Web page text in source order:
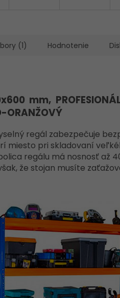
(1) Hodnotenie
mm,
ORANŽOVÝ
regál zabezpečuje
miesto pri skladovaní
regálu má nosnosť až
že stojan musíte